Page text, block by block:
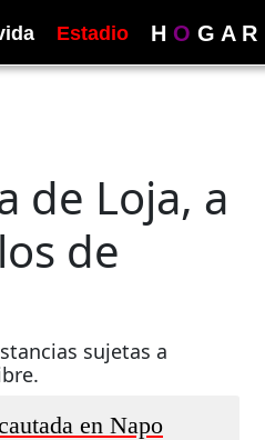
Estadio H O G A R
de Loja, a
de
sujetas a
en Napo